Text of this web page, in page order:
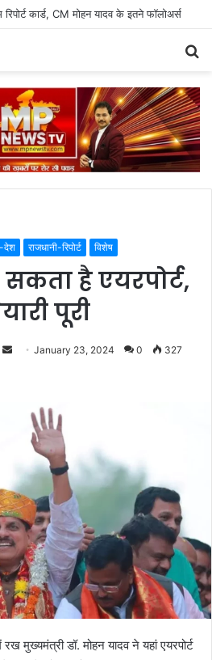
कार्ड, CM मोहन यादव के इतने फॉलोअर्स
देश राजधानी-रिपोर्ट विशेष
है एयरपोर्ट,
पूरी
Send January 23, 2024 0 327
मुख्यमंत्री डॉ. मोहन यादव ने यहां एयरपोर्ट